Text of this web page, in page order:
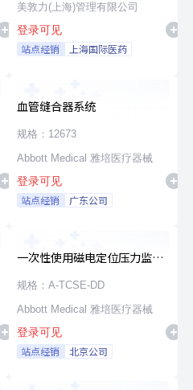
美敦力(上海)管理有限公司
登录可见
站点经销 上海国际医药
血管缝合器系统
规格：12673
Abbott Medical 雅培医疗器械
登录可见
站点经销 广东公司
一次性使用磁电定位压力监测
消融导管
规格：A-TCSE-DD
Abbott Medical 雅培医疗器械
登录可见
站点经销 北京公司